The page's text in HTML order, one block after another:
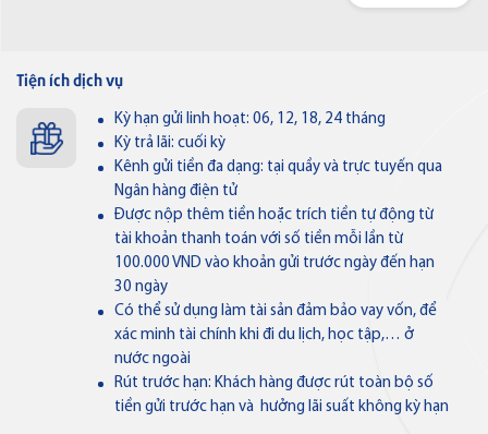
Tín dụng
Bảo lãnh
Tài trợ thương mại
Quản lý dòng tiền
Ngân hàng điện tử
Dành cho Cá nhân
Dành cho Doanh nghiệp
Điểm giao dịch & ATM
Liên hệ
Về Bản Việt Tuyển dụng
Nhà đầu tư
Thông báo
Tiện ích dịch vụ
Kỳ hạn gửi linh hoạt: 06, 12, 18, 24 tháng
Kỳ trả lãi: cuối kỳ
Kênh gửi tiền đa dạng: tại quầy và trực tuyến qua
Ngân hàng điện tử
Được nộp thêm tiền hoặc trích tiền tự động từ
tài khoản thanh toán với số tiền mỗi lần từ
100.000 VND vào khoản gửi trước ngày đến hạn
30 ngày
Có thể sử dụng làm tài sản đảm bảo vay vốn, để
xác minh tài chính khi đi du lịch, học tập,… ở
nước ngoài
Rút trước hạn: Khách hàng được rút toàn bộ số
tiền gửi trước hạn và hưởng lãi suất không kỳ hạn
Thẻ tín dụng BVBank Visa inStyle
Thẻ tín dụng
Thẻ tín dụng BVBank Visa Joy
Thẻ tín dụng
Thẻ tín dụng BVBank VISA
Thẻ tín dụng